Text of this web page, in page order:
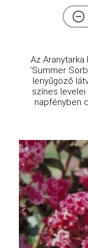
Az
'Summer
lenyűgöző
színes levelei
napfényben